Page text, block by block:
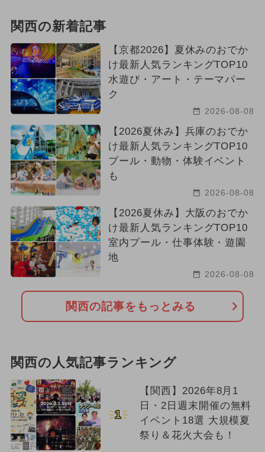
関西の新着記事
【京都2026】夏休みのおでか
け最新人気ランキングTOP10
水遊び・アート・テーマパー
ク
2026-08-08
【2026夏休み】兵庫のおでか
け最新人気ランキングTOP10
プール・動物・体験イベント
も
2026-08-08
【2026夏休み】大阪のおでか
け最新人気ランキングTOP10
室内プール・仕事体験・遊園
地
2026-08-08
関西の記事をもっとみる
関西の人気記事ランキング
1
【関西】2026年8月1
日・2日週末開催の無料
イベント18選 大規模夏
祭り＆花火大会も！